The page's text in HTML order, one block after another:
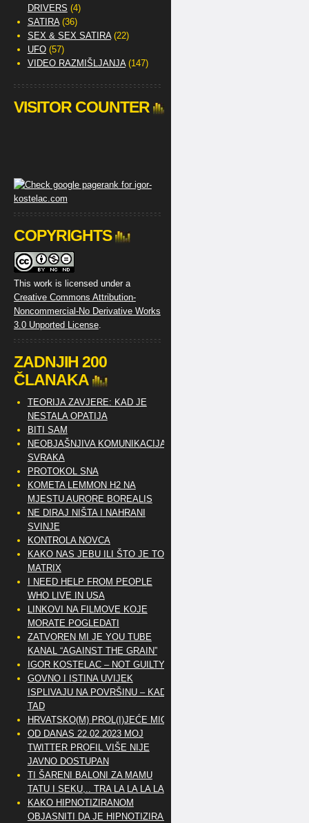
DRIVERS (4)
SATIRA(36)
SEX & SEX SATIRA(22)
UFO(57)
VIDEO RAZMIŠLJANJA(147)
VISITOR COUNTER
COPYRIGHTS
This work is licensed under a
Creative Commons Attribution-
Noncommercial-No Derivative Works
3.0 Unported License.
ZADNJIH 200
ČLANAKA
TEORIJA ZAVJERE: KAD JE
NESTALA OPATIJA
BITI SAM
NEOBJAŠNJIVA KOMUNIKACIJA
SVRAKA
PROTOKOL SNA
KOMETA LEMMON H2 NA
MJESTU AURORE BOREALIS
NE DIRAJ NIŠTA I NAHRANI
SVINJE
KONTROLA NOVCA
KAKO NAS JEBU ILI ŠTO JE TO
MATRIX
I NEED HELP FROM PEOPLE
WHO LIVE IN USA
LINKOVI NA FILMOVE KOJE
MORATE POGLEDATI
ZATVOREN MI JE YOU TUBE
KANAL “AGAINST THE GRAIN”
IGOR KOSTELAC – NOT GUILTY
GOVNO I ISTINA UVIJEK
ISPLIVAJU NA POVRŠINU – KAD
TAD
HRVATSKO(M) PROL(I)JEĆE MIG
OD DANAS 22.02.2023 MOJ
TWITTER PROFIL VIŠE NIJE
JAVNO DOSTUPAN
TI ŠARENI BALONI ZA MAMU
TATU I SEKU,.. TRA LA LA LA LA
KAKO HIPNOTIZIRANOM
OBJASNITI DA JE HIPNOTIZIRAN